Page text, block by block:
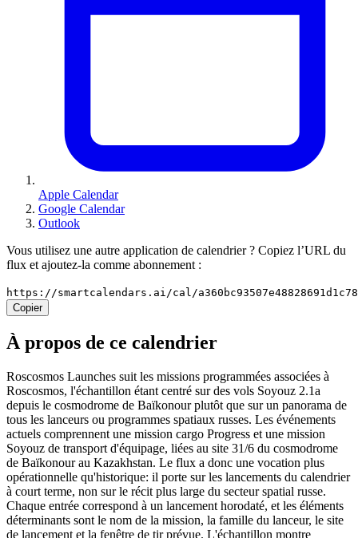
Apple Calendar
Google Calendar
Outlook
Vous utilisez une autre application de calendrier ? Copiez l’URL du
flux et ajoutez-la comme abonnement :
https://smartcalendars.ai/cal/
Copier
À propos de ce calendrier
Roscosmos Launches suit les missions programmées associées à
Roscosmos, l'échantillon étant centré sur des vols Soyouz 2.1a
depuis le cosmodrome de Baïkonour plutôt que sur un panorama de
tous les lanceurs ou programmes spatiaux russes. Les événements
actuels comprennent une mission cargo Progress et une mission
Soyouz de transport d'équipage, liées au site 31/6 du cosmodrome
de Baïkonour au Kazakhstan. Le flux a donc une vocation plus
opérationnelle qu'historique: il porte sur les lancements du calendrier
à court terme, non sur le récit plus large du secteur spatial russe.
Chaque entrée correspond à un lancement horodaté, et les éléments
déterminants sont le nom de la mission, la famille du lanceur, le site
de lancement et la fenêtre de tir prévue. L'échantillon montre